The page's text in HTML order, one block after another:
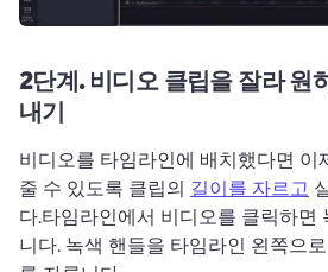
2단계.비디오 클립을 잘라 원
내기
비디오를 타임라인에 배치했다면 이
줄 수 있도록 클립의 길이를 자르고
다.타임라인에서 비디오를 클릭하면
니다. 녹색 핸들을 타임라인 왼쪽으